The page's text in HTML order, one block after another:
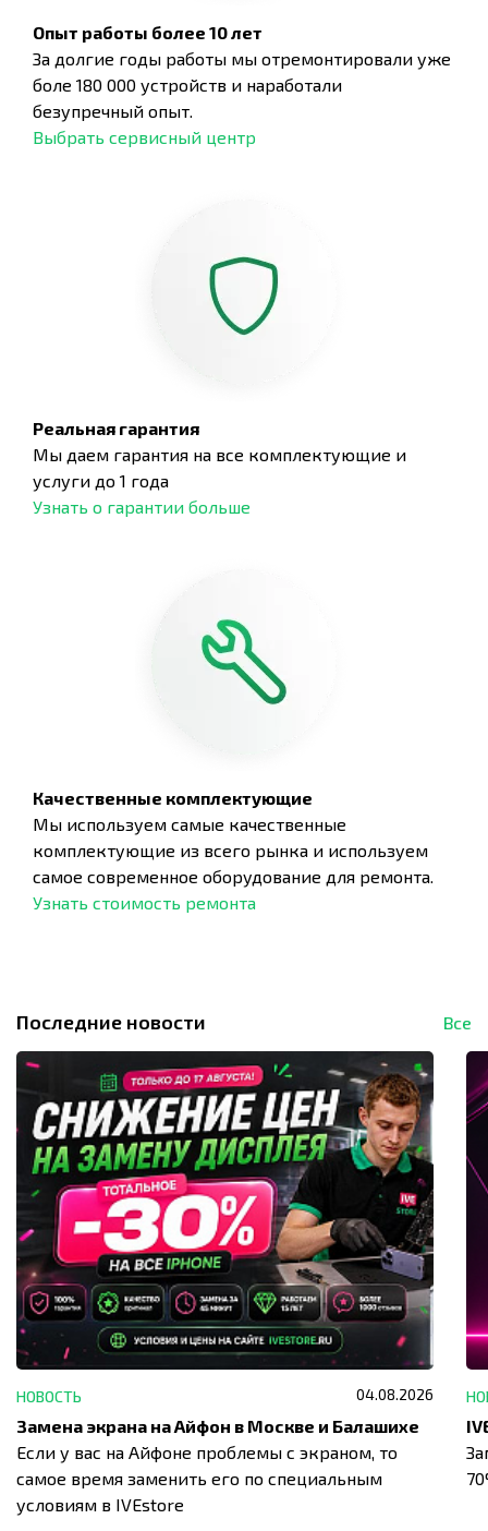
Опыт работы более 10 лет
За долгие годы работы мы отремонтировали уже
боле 180 000 устройств и наработали
безупречный опыт.
Выбрать сервисный центр
Реальная гарантия
Мы даем гарантия на все комплектующие и
услуги до 1 года
Узнать о гарантии больше
Качественные комплектующие
Мы используем самые качественные
комплектующие из всего рынка и используем
самое современное оборудование для ремонта.
Узнать стоимость ремонта
Последние новости Все
НОВОСТЬ 04.08.2026
Замена экрана на Айфон в Москве и Балашихе
Если у вас на Айфоне проблемы с экраном, то
самое время заменить его по специальным
условиям в IVEstore